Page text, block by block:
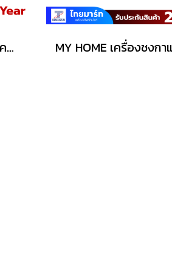
KRUPS เครื่องชงกาแฟแคปซูล MINI ME NDG KRUPS รุ่น KP1208 สีดำ